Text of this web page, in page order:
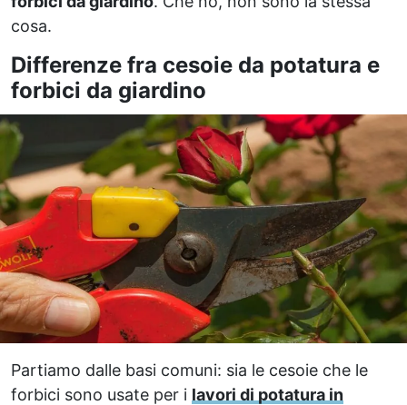
cosa.
Differenze fra cesoie da potatura e
forbici da giardino
Partiamo dalle basi comuni: sia le cesoie che le
forbici sono usate per i lavori di potatura in